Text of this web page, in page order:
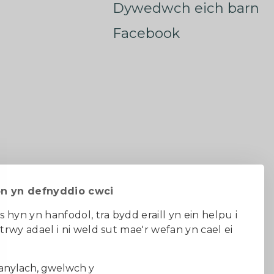
yn defnyddio cwci
hyn yn hanfodol, tra bydd eraill yn ein helpu i
adael i ni weld sut mae'r wefan yn cael ei
gwelwch y
Dywedwch eich barn
Facebook
ac amodau